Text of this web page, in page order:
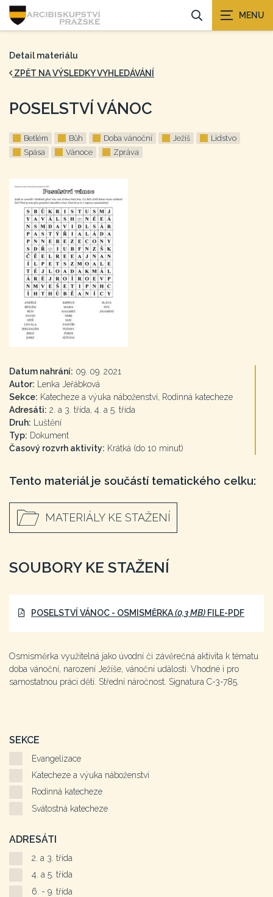
Detail materiálu
ZPĚT NA VÝSLEDKY VYHLEDÁVÁNÍ
POSELSTVÍ VÁNOC
Betlém Bůh Doba vánoční Ježíš
Lidstvo
Spása
Vánoce Zpráva
Datum nahrání: 09. 09. 2021
Autor: Lenka Jeřábková
Sekce: Katecheze a výuka náboženství, Rodinná katecheze
Adresáti: 2. a 3. třída, 4. a 5. třída
Druh: Luštění
Typ: Dokument
Časový rozvrh aktivity: Krátká (do 10 minut)
Tento materiál je součástí tematického celku:
MATERIÁLY KE STAŽENÍ
SOUBORY KE STAŽENÍ
POSELSTVÍ VÁNOC - OSMISMĚRKA(0,3 MB) FILE-PDF
Osmisměrka využitelná jako úvodní či závěrečná aktivita k tématu
doba vánoční, narození Ježíše, vánoční události. Vhodné i pro
samostatnou práci dětí. Střední náročnost. Signatura C-3-785.
SEKCE
Evangelizace
Katecheze a výuka náboženství
Rodinná katecheze
Svátostná katecheze
ADRESÁTI
2. a 3. třída
4. a 5. třída
6. - 9. třída